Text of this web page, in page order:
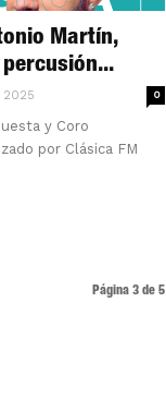
Martín,
2025 0
y Coro
por Clásica FM
Página 3 de 5